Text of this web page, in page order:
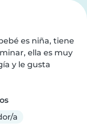
es niña, tiene
ella es muy
y le gusta
a